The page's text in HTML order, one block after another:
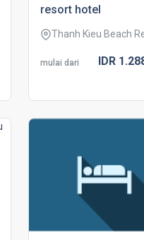
resort hotel
Thanh Kieu Beach
mulai dari IDR